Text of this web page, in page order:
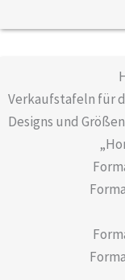
Verkaufstafeln für
Designs und